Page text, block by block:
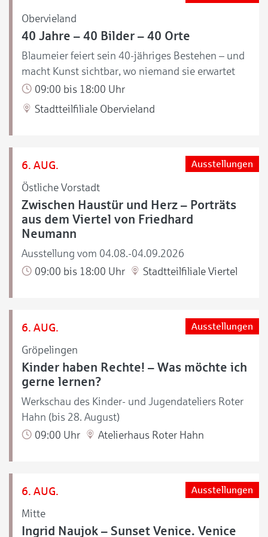
Obervieland
40 Jahre – 40 Bilder – 40 Orte
Blaumeier feiert sein 40-jähriges Bestehen – und
macht Kunst sichtbar, wo niemand sie erwartet
09:00 bis 18:00 Uhr
Stadtteilfiliale Obervieland
6. AUG.
Östliche Vorstadt
Ausstellungen
Zwischen Haustür und Herz – Porträts
aus dem Viertel von Friedhard
Neumann
Ausstellung vom 04.08.-04.09.2026
09:00 bis 18:00 Uhr
Stadtteilfiliale Viertel
6. AUG.
Gröpelingen
Ausstellungen
Kinder haben Rechte! – Was möchte ich
gerne lernen?
Werkschau des Kinder- und Jugendateliers Roter
Hahn (bis 28. August)
09:00 Uhr
Atelierhaus Roter Hahn
6. AUG.
Mitte
Ausstellungen
Ingrid Naujok – Sunset Venice. Venice